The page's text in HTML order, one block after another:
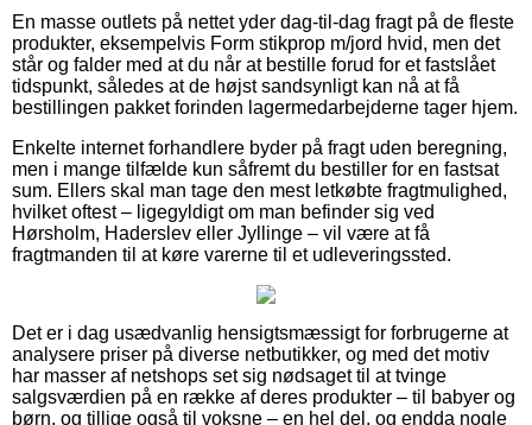
En masse outlets på nettet yder dag-til-dag fragt på de fleste
produkter, eksempelvis Form stikprop m/jord hvid, men det
står og falder med at du når at bestille forud for et fastslået
tidspunkt, således at de højst sandsynligt kan nå at få
bestillingen pakket forinden lagermedarbejderne tager hjem.
Enkelte internet forhandlere byder på fragt uden beregning,
men i mange tilfælde kun såfremt du bestiller for en fastsat
sum. Ellers skal man tage den mest letkøbte fragtmulighed,
hvilket oftest – ligegyldigt om man befinder sig ved
Hørsholm, Haderslev eller Jyllinge – vil være at få
fragtmanden til at køre varerne til et udleveringssted.
Det er i dag usædvanlig hensigtsmæssigt for forbrugerne at
analysere priser på diverse netbutikker, og med det motiv
har masser af netshops set sig nødsaget til at tvinge
salgsværdien på en række af deres produkter – til babyer og
børn, og tillige også til voksne – en hel del, og endda nogle